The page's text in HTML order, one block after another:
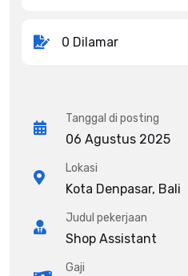
0 Dilamar
Tanggal di posting
06 Agustus 2025
Lokasi
Kota Denpasar, Bali
Judul pekerjaan
Shop Assistant
Gaji